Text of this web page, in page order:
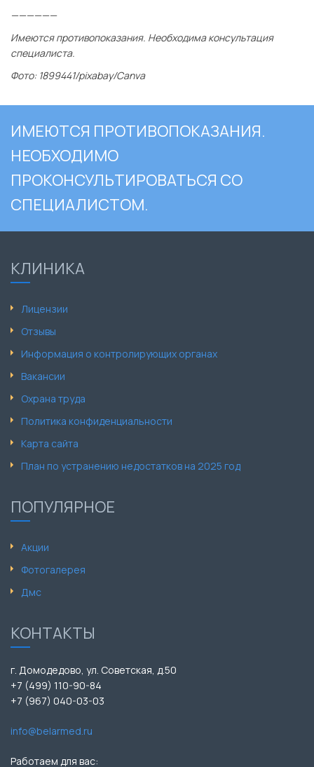
——————
Имеются противопоказания. Необходима консультация
специалиста.
Фото: 1899441/pixabay/Canva
ИМЕЮТСЯ ПРОТИВОПОКАЗАНИЯ.
НЕОБХОДИМО
ПРОКОНСУЛЬТИРОВАТЬСЯ СО
СПЕЦИАЛИСТОМ.
КЛИНИКА
Лицензии
Отзывы
Информация о контролирующих органах
Вакансии
Охрана труда
Политика конфиденциальности
Карта сайта
План по устранению недостатков на 2025 год
ПОПУЛЯРНОЕ
Акции
Фотогалерея
Дмс
КОНТАКТЫ
г. Домодедово, ул. Советская, д.50
+7 (499) 110-90-84
+7 (967) 040-03-03
info@belarmed.ru
Работаем для вас: